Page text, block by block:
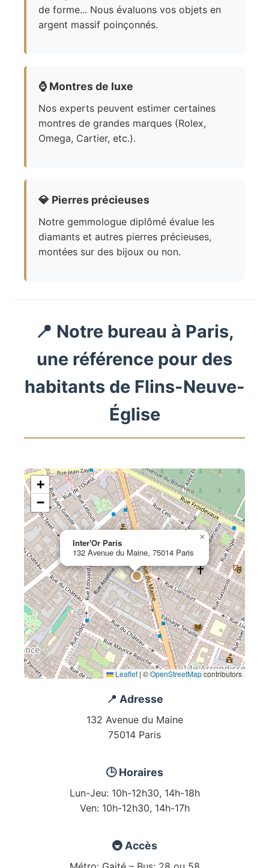
de forme... Nous évaluons vos objets en
argent massif poinçonnés.
⌚ Montres de luxe
Nos experts peuvent estimer certaines
montres de grandes marques (Rolex,
Omega, Cartier, etc.).
💎 Pierres précieuses
Notre gemmologue diplômé évalue les
diamants et autres pierres précieuses,
montées sur des bijoux ou non.
📍 Notre bureau à Paris,
une référence pour des
habitants de Flins-Neuve-
Église
Inter'Or Paris
132 Avenue du Maine, 75014 Paris
×
+
−
Leaflet | ©OpenStreetMapcontributors
📍 Adresse
132 Avenue du Maine
75014 Paris
🕒 Horaires
Lun-Jeu: 10h-12h30, 14h-18h
Ven: 10h-12h30, 14h-17h
🚇 Accès